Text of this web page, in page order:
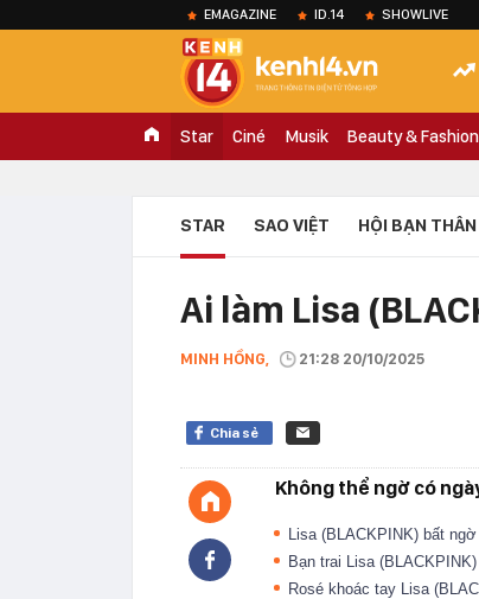
EMAGAZINE ID.14 SHOWLIVE
Star Ciné Musik Beauty & Fashion
STAR SAO VIỆT HỘI BẠN
Ai làm Lisa
MINH HỒNG, 21:28 20/10/2025
Chia sẻ
Không thể ngờ có
Lisa (BLACKPINK) bất
Bạn trai Lisa
Rosé khoác tay Lisa